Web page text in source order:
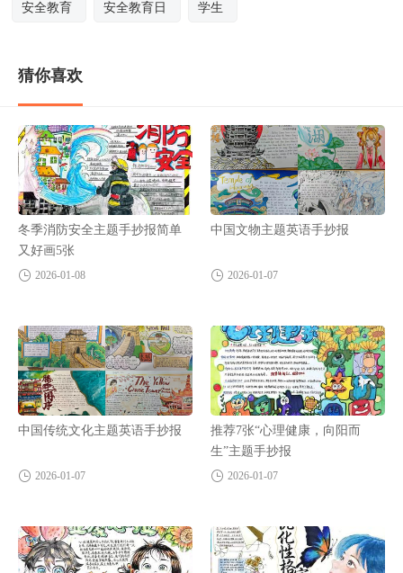
安全教育 安全教育日 学生
猜你喜欢
冬季消防安全主题手抄报简单
又好画5张
2026-01-08
中国文物主题英语手抄报
2026-01-07
中国传统文化主题英语手抄报
2026-01-07
推荐7张“心理健康，向阳而
生”主题手抄报
2026-01-07